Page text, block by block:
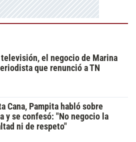
televisión, el negocio de Marina
que renunció a TN
Cana, Pampita habló sobre
y se confesó: "No negocio la
ni de respeto"